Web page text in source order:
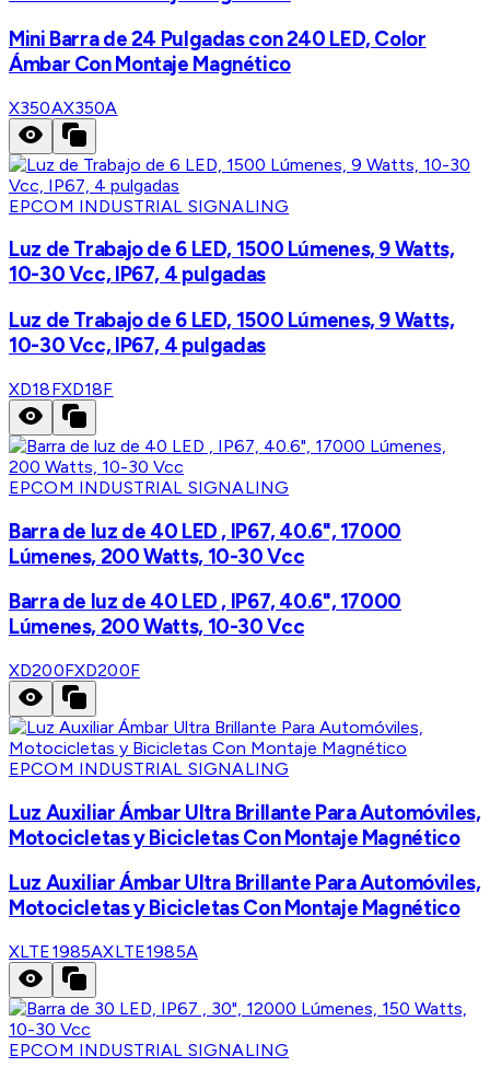
Mini Barra de 24 Pulgadas con 240 LED, Color
Ámbar Con Montaje Magnético
X350AX350A
EPCOM INDUSTRIAL SIGNALING
Luz de Trabajo de 6 LED, 1500 Lúmenes, 9 Watts,
10-30 Vcc, IP67, 4 pulgadas
Luz de Trabajo de 6 LED, 1500 Lúmenes, 9 Watts,
10-30 Vcc, IP67, 4 pulgadas
XD18FXD18F
EPCOM INDUSTRIAL SIGNALING
Barra de luz de 40 LED , IP67, 40.6", 17000
Lúmenes, 200 Watts, 10-30 Vcc
Barra de luz de 40 LED , IP67, 40.6", 17000
Lúmenes, 200 Watts, 10-30 Vcc
XD200FXD200F
EPCOM INDUSTRIAL SIGNALING
Luz Auxiliar Ámbar Ultra Brillante Para Automóviles,
Motocicletas y Bicicletas Con Montaje Magnético
Luz Auxiliar Ámbar Ultra Brillante Para Automóviles,
Motocicletas y Bicicletas Con Montaje Magnético
XLTE1985AXLTE1985A
EPCOM INDUSTRIAL SIGNALING